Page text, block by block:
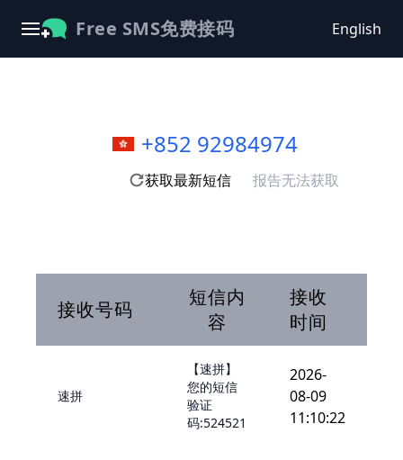
Free SMS免费接码 English
+852 92984974
获取最新短信 报告无法获取
接收号码
短信内
容
接收
时间
速拼
【速拼】
您的短信
验证
码:524521
2026-
08-09
11:10:22